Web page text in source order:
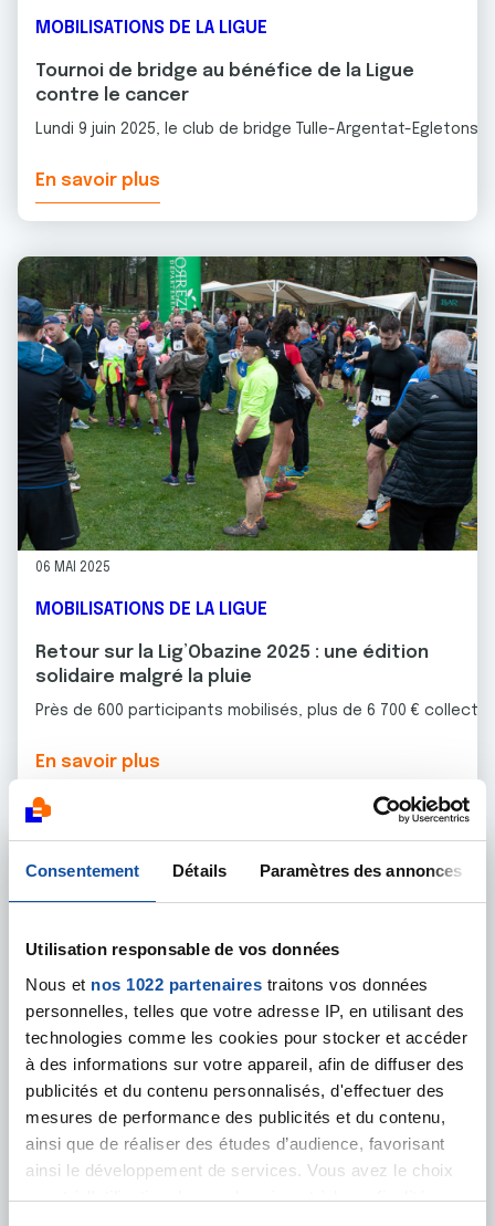
Consentement Détails Paramètres des annonces
Utilisation responsable de vos données
Nous et nos 1022 partenaires traitons vos données
personnelles, telles que votre adresse IP, en utilisant des
technologies comme les cookies pour stocker et accéder
à des informations sur votre appareil, afin de diffuser des
publicités et du contenu personnalisés, d'effectuer des
mesures de performance des publicités et du contenu,
ainsi que de réaliser des études d’audience, favorisant
ainsi le développement de services. Vous avez le choix
quant à l'utilisation de vos données et à leurs finalités.
MOBILISATIONS DE LA LIGUE
Tournoi de bridge au bénéfice de la Ligue
contre le cancer
Lundi 9 juin 2025, le club de bridge Tulle-Argentat-
En savoir plus
06 MAI 2025
MOBILISATIONS DE LA LIGUE
Retour sur la Lig’Obazine 2025 : une édition
solidaire malgré la pluie
Près de 600 participants mobilisés, plus de 6 700 €
En savoir plus
02 JANVIER 2025